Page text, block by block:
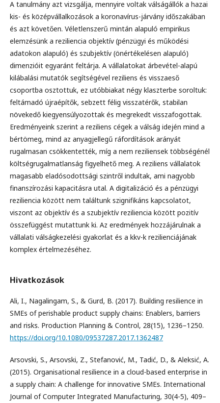
A tanulmány azt vizsgálja, mennyire voltak válságállók a hazai
kis- és középvállalkozások a koronavírus-járvány időszakában
és azt követően. Véletlenszerű mintán alapuló empirikus
elemzésünk a reziliencia objektív (pénzügyi és működési
adatokon alapuló) és szubjektív (önértékelésen alapuló)
dimenzióit egyaránt feltárja. A vállalatokat árbevétel-alapú
kilábalási mutatók segítségével reziliens és visszaeső
csoportba osztottuk, ez utóbbiakat négy klaszterbe soroltuk:
feltámadó újraépítők, sebzett félig visszatérők, stabilan
növekedő kiegyensúlyozottak és megrekedt visszafogottak.
Eredményeink szerint a reziliens cégek a válság idején mind a
bértömeg, mind az anyagjellegű ráfordítások arányát
rugalmasan csökkentették, míg a nem reziliensek többségénél
költségrugalmatlanság figyelhető meg. A reziliens vállalatok
magasabb eladósodottsági szintről indultak, ami nagyobb
finanszírozási kapacitásra utal. A digitalizáció és a pénzügyi
reziliencia között nem találtunk szignifikáns kapcsolatot,
viszont az objektív és a szubjektív reziliencia között pozitív
összefüggést mutattunk ki. Az eredmények hozzájárulnak a
vállalati válságkezelési gyakorlat és a kkv-k rezilienciájának
komplex értelmezéséhez.
Hivatkozások
Ali, I., Nagalingam, S., & Gurd, B. (2017). Building resilience in
SMEs of perishable product supply chains: Enablers, barriers
and risks. Production Planning & Control, 28(15), 1236–1250.
https://doi.org/10.1080/09537287.2017.1362487
Arsovski, S., Arsovski, Z., Stefanović, M., Tadić, D., & Aleksić, A.
(2015). Organisational resilience in a cloud-based enterprise in
a supply chain: A challenge for innovative SMEs. International
Journal of Computer Integrated Manufacturing, 30(4-5), 409–